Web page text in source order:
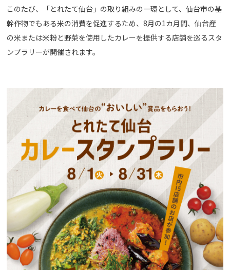
このたび、「とれたて仙台」の取り組みの一環として、仙台市の基
幹作物でもある米の消費を促進するため、8月の1カ月間、仙台産
の米または米粉と野菜を使用したカレーを提供する店舗を巡るスタ
ンプラリーが開催されます。